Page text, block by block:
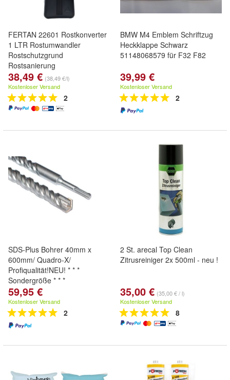
FERTAN 22601 Rostkonverter
1 LTR Rostumwandler
Rostschutzgrund
Rostsanierung
38,49 € (38,49 €/l)
Kostenloser Versand
2
BMW M4 Emblem Schriftzug
Heckklappe Schwarz
51148068579 für F32 F82
39,99 €
Kostenloser Versand
2
SDS-Plus Bohrer 40mm x
600mm/ Quadro-X/
Profiqualität!NEU! * * *
Sondergröße * * *
59,95 €
Kostenloser Versand
2
2 St. arecal Top Clean
Zitrusreiniger 2x 500ml - neu !
35,00 € (35,00 € / l)
Kostenloser Versand
8